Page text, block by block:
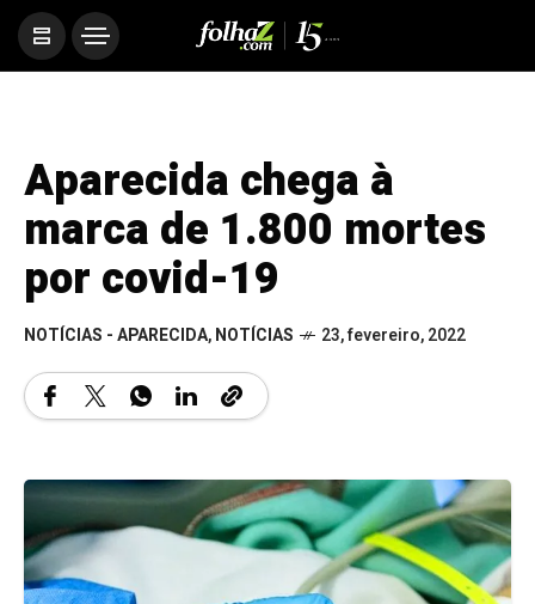
Aparecida chega à
marca de 1.800 mortes
por covid-19
NOTÍCIAS - APARECIDA,NOTÍCIAS 23, fevereiro, 2022